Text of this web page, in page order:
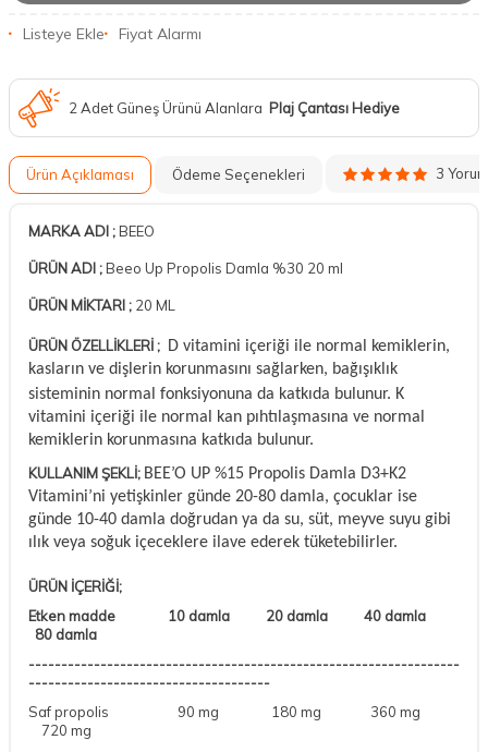
Listeye Ekle Fiyat Alarmı
2 Adet Güneş Ürünü Alanlara Plaj Çantası Hediye
Ürün Açıklaması Ödeme Seçenekleri 3 Yorum
MARKA ADI ;BEEO
ÜRÜN ADI ;Beeo Up Propolis Damla %30 20 ml
ÜRÜN MİKTARI ; 20 ML
ÜRÜN ÖZELLİKLERİ ; D vitamini içeriği ile normal kemiklerin,
kasların ve dişlerin korunmasını sağlarken, bağışıklık
sisteminin normal fonksiyonuna da katkıda bulunur. K
vitamini içeriği ile normal kan pıhtılaşmasına ve normal
kemiklerin korunmasına katkıda bulunur.
KULLANIM ŞEKLİ; BEE’O UP %15 Propolis Damla D3+K2
Vitamini’ni yetişkinler günde 20-80 damla, çocuklar ise
günde 10-40 damla doğrudan ya da su, süt, meyve suyu gibi
ılık veya soğuk içeceklere ilave ederek tüketebilirler.
ÜRÜN İÇERİĞİ;
Etken madde 10 damla 20 damla 40 damla
80 damla
------------------------------------------------------------------
-------------------------------------
Saf propolis 90 mg 180 mg 360 mg
720 mg